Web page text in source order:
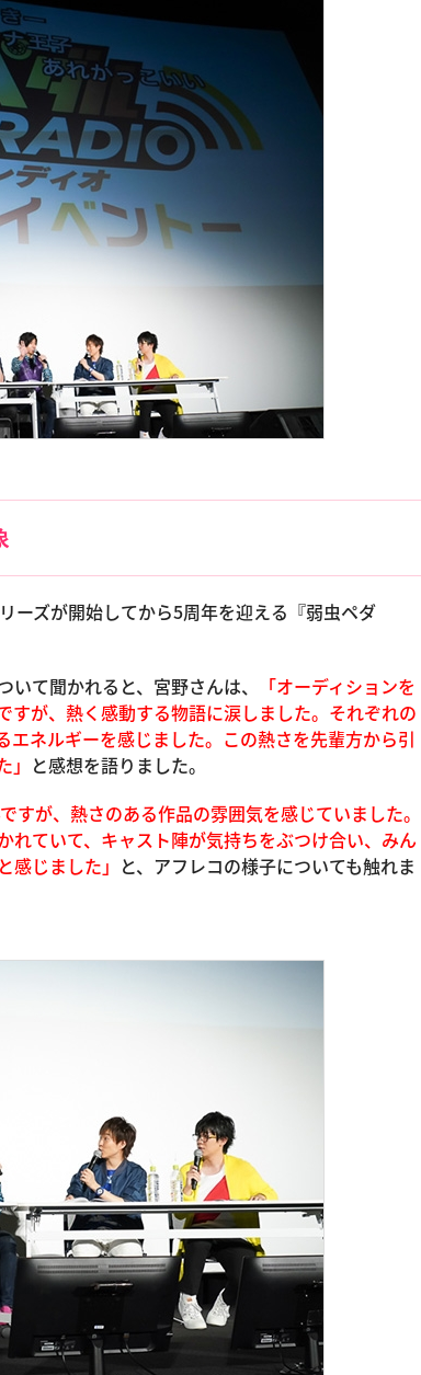
ーズが開始してから5周年を迎える『弱虫ペダ
て聞かれると、宮野さんは、
「オーディションを
が、熱く感動する物語に涙しました。それぞれの
ネルギーを感じました。この熱さを先輩方から引
と感想を語りました。
すが、熱さのある作品の雰囲気を感じていました。
ていて、キャスト陣が気持ちをぶつけ合い、みん
じました」 と、アフレコの様子についても触れま